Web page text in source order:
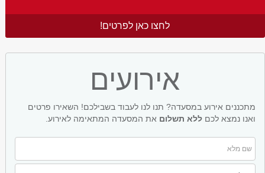
לחצו כאן לפרטים!
אירועים
מתכננים אירוע במסעדה? תנו לנו לעבוד בשבילכם! השאירו פרטים
ואנו נמצא לכם ללא תשלום את המסעדה המתאימה לאירוע.